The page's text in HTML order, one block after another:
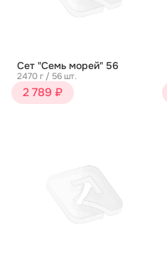
Сет "Семь морей" 56
2470 г / 56 шт.
2 789 ₽